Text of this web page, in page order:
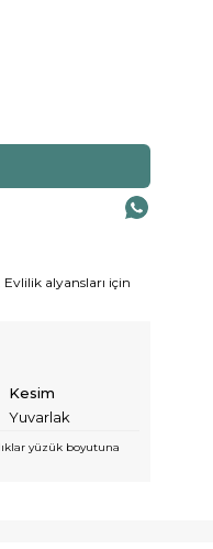
alyansları için
Kesim
Yuvarlak
yüzük boyutuna